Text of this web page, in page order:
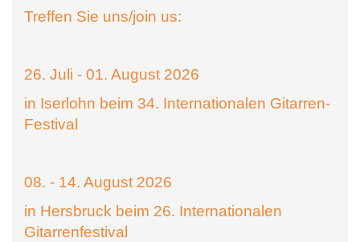
Treffen Sie uns/join us:
26. Juli - 01. August 2026
in Iserlohn beim 34. Internationalen Gitarren-
Festival
08. - 14. August 2026
in Hersbruck beim 26. Internationalen
Gitarrenfestival